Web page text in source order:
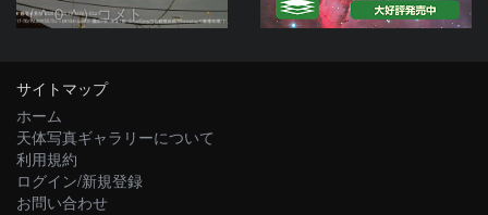
（＾０＾）コメト
サイトマップ
ホーム
天体写真ギャラリーについて
利用規約
ログイン/新規登録
お問い合わせ